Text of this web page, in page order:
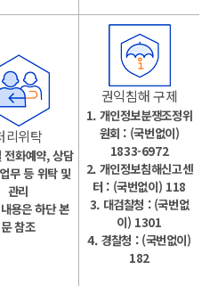
리위탁
전화예약, 상담
무 등 위탁 및
관리
용은 하단 본
문 참조
권익침해 구제
1. 개인정보분쟁조정위
원회 : (국번없이)
1833-6972
2. 개인정보침해신고센
터 : (국번없이) 118
3. 대검찰청 : (국번없
이) 1301
4. 경찰청 : (국번없이)
182